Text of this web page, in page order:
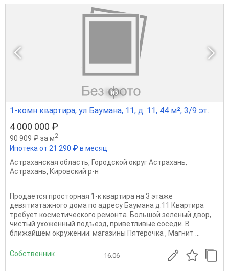
1 из 1
1-комн квартира, ул Баумана, 11, д. 11, 44 м², 3/9 эт.
4 000 000 ₽
90 909 ₽ за м2
Ипотека от 21 290 ₽ в месяц
Астраханская область, Городской округ Астрахань,
Астрахань, Кировский р-н
Продается просторная 1-к квартира на 3 этаже
девятиэтажного дома по адресу Баумана д.11 Квартира
требует косметического ремонта. Большой зеленый двор,
чистый ухоженный подъезд, приветливые соседи. В
ближайшем окружении: магазины Пятерочка , Магнит ...
Собственник 16.06